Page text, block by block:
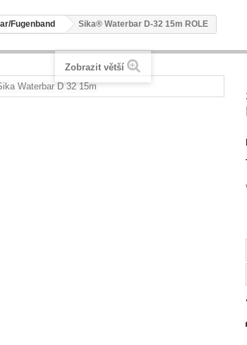
Fugenband Sika® Waterbar D-32 15m ROLE
Zobrazit větší